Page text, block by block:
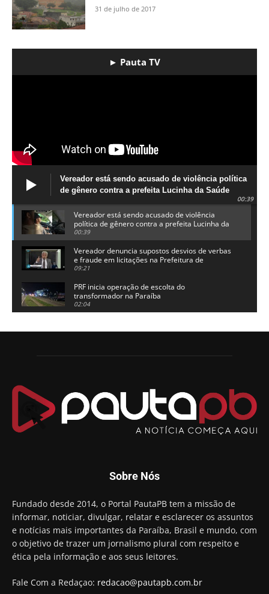
31 de julho de 2017
► Pauta TV
Vereador está sendo acusado de violência política
de gênero contra a prefeita Lucinha da Saúde
00:39
Vereador está sendo acusado de violência
política de gênero contra a prefeita Lucinha da
Saúde
00:39
Vereador denuncia supostos desvios de verbas
e fraude em licitações na Prefeitura de
Alhandra
09:21
PRF inicia operação de escolta do
transformador na Paraíba
02:04
candidatura a governador da Paraíba
Chapa dos sonhos: Cícero agradece a Galdino,
Arthur Lira parabeniza Karla Pimentel por sua
reeleição em Conde
00:23
Aguinaldo Ribeiro destaca apoio do PP a Hugo
preso e faz vídeo na cadeia
Hugo Motta retira projeto que permitia bancos
"confiscar" dinheiro de clientes
01:49
Descaso da gestão Panta deixa crianças e
professoras 'ilhadas' em creche
00:16
Sobre Nós
Fundado desde 2014, o Portal PautaPB tem a missão de
informar, noticiar, divulgar, relatar e esclarecer os assuntos
e notícias mais importantes da Paraíba, Brasil e mundo, com
o objetivo de trazer um jornalismo plural com respeito e
ética pela informação e aos seus leitores.
Fale Com a Redaçao: redacao@pautapb.com.br